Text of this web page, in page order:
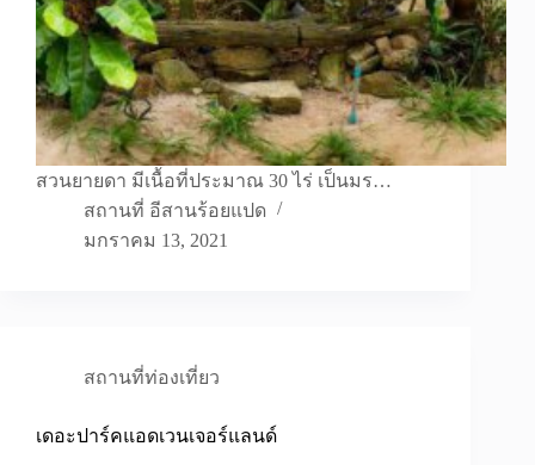
สวนยายดา มีเนื้อที่ประมาณ 30 ไร่ เป็นมร…
สถานที่ อีสานร้อยแปด
มกราคม 13, 2021
สถานที่ท่องเที่ยว
เดอะปาร์คแอดเวนเจอร์แลนด์